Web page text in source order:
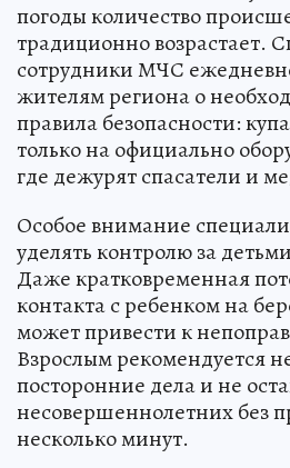
погоды количество
традиционно возрастает.
сотрудники МЧС
жителям региона о
правила безопасности:
только на официально
где дежурят спасатели и
Особое внимание
уделять контролю за
Даже кратковременная
контакта с ребенком на
может привести к
Взрослым рекомендуется
посторонние дела и не
несовершеннолетних без
несколько минут.